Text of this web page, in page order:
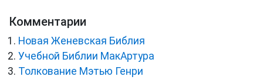
Комментарии
Новая Женевская Библия
Учебной Библии МакАртура
Толкование Мэтью Генри